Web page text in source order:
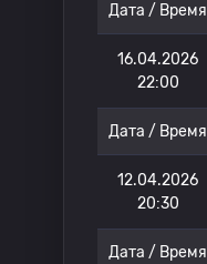
Дата / Время
16.04.2026
22:00
Дата / Время
12.04.2026
20:30
Дата / Время